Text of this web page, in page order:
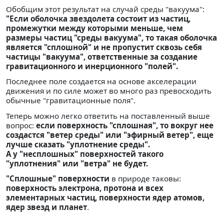
Обобщим этот результат на случай среды "вакуума":
"Если оболочка звездолета состоит из частиц,
промежутки между которыми меньше, чем
размеры частиц "среды вакуума", то такая оболочка
является "сплошной" и не пропустит сквозь себя
частицы "вакуума", ответственные за создание
гравитационного и инерционного "полей".
Последнее поле создается на основе акселерации
движения и по силе может во много раз превосходить
обычные "гравитационные поля".
Теперь можно легко ответить на поставленный выше
вопрос: если поверхность "сплошная", то вокруг нее
создастся "ветер среды" или "эфирный ветер", еще
лучше сказать "уплотнение среды".
А у "несплошных" поверхностей такого
"уплотнения" или "ветра" не будет.
"Сплошные" поверхности в природе таковы:
поверхность электрона, протона и всех
элементарных частиц, поверхности ядер атомов,
ядер звезд и планет.